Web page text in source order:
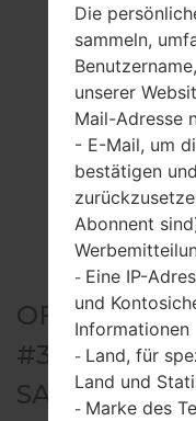
#33407 FÜR
Die
sammeln,
unserer
Mail-Adresse
- E-Mail, um
bestätigen
Abonnent
- Eine IP-
und
Informationen
- Land, für
Land und
- Marke des